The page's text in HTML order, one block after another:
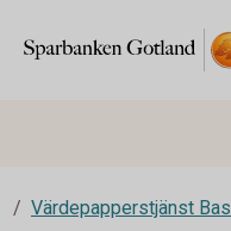
Värdepapperstjänst Bas